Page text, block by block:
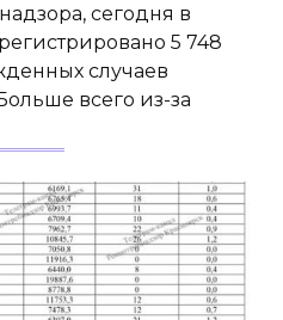
сегодня в
5 748
случаев
всего из-за